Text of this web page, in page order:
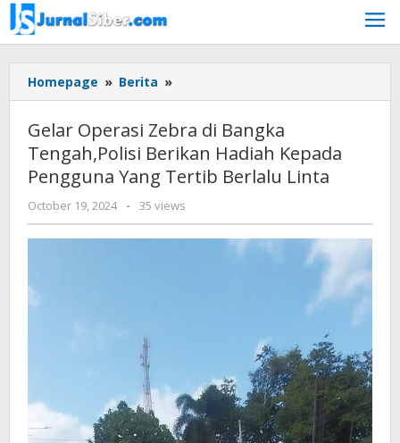
Skip
to
content
Homepage » Berita »
Operasi
di
Bangka
Tengah,Polisi
Hadiah
Kepada
Pengguna
Gelar Operasi Zebra di Bangka
Tengah,Polisi Berikan Hadiah Kepada
Pengguna Yang Tertib Berlalu Linta
October 19, 2024
by
Jurnalsiber
- 35 views